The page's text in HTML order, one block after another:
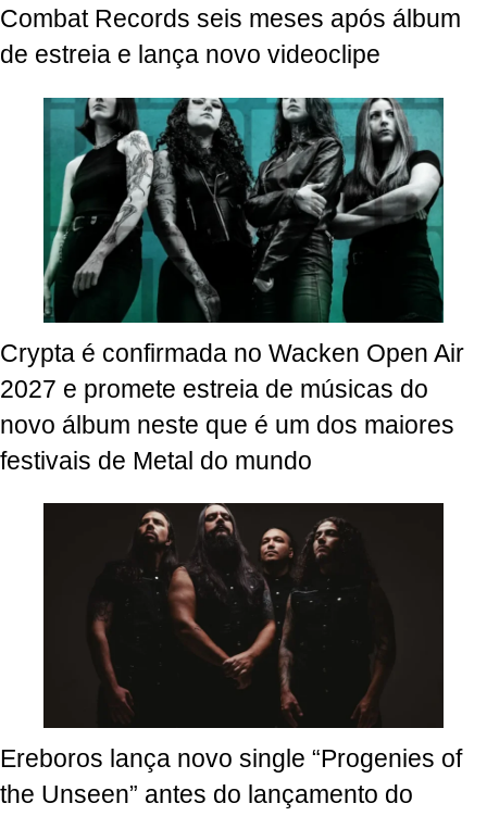
Combat Records seis meses após álbum
de estreia e lança novo videoclipe
Crypta é confirmada no Wacken Open Air
2027 e promete estreia de músicas do
novo álbum neste que é um dos maiores
festivais de Metal do mundo
Ereboros lança novo single “Progenies of
the Unseen” antes do lançamento do